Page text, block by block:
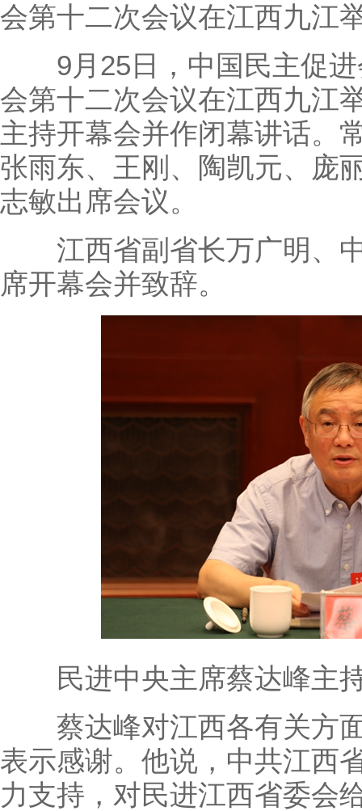
会第十二次会议在江西九江
9月25日，中国民主促进
会第十二次会议在江西九江
主持开幕会并作闭幕讲话。
张雨东、王刚、陶凯元、庞
志敏出席会议。
江西省副省长万广明、中
席开幕会并致辞。
民进中央主席蔡达峰主持
蔡达峰对江西各有关方面
表示感谢。他说，中共江西
力支持，对民进江西省委会